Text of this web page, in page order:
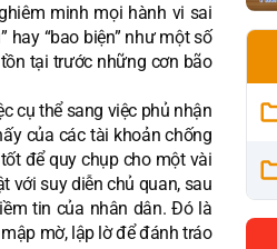
minh mọi hành vi sai
“bao biện” như một số
tại trước những cơn bão
cụ thể sang việc phủ nhận
của các tài khoản chống
để quy chụp cho một vài
với suy diễn chủ quan, sau
tin của nhân dân. Đó là
mờ, lập lờ để đánh tráo